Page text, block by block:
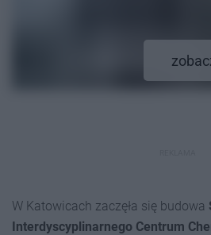
W Katowicach zaczęła się budowa
Interdyscyplinarnego Centrum